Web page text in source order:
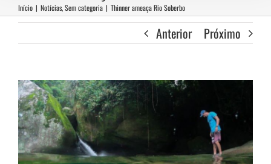
Início | Notícias,Sem categoria | Thinner ameaça Rio Soberbo
Anterior Próximo
View
Larger
Image